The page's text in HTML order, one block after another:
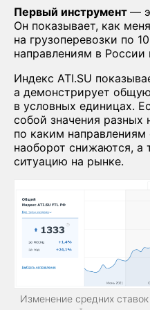
Первый инструмент —
Он показывает, как
на грузоперевозки по
направлениям в
Индекс ATI.SU
а демонстрирует
в условных единицах.
собой значения
по каким направлениям
наоборот снижаются, а
ситуацию на рынке.
Изменение средних